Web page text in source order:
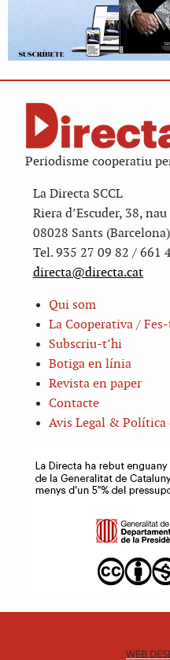
Periodisme cooperatiu
La Directa SCCL
Riera d’Escuder, 38,
08028 Sants (Barcelona)
Tel. 935 27 09 82 / 661
directa@directa.cat
Qui som
La Cooperativa / Fes-
Subscriu-t’hi
Botiga en línia
Revista en paper
Contacte
Avis Legal & Política
WEB